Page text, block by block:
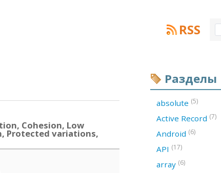
RSS
Cohesion, Low
Protected variations,
Разделы
absolute (5)
Active Record (7)
Android (6)
API (17)
array (6)